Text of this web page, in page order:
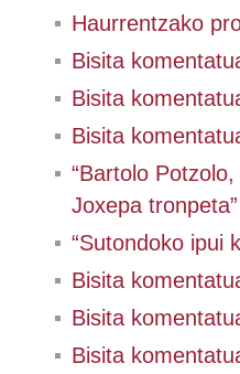
Haurrentzako
Bisita
Bisita
Bisita
“Bartolo
Joxepa tronpeta”
“Sutondoko ipui
Bisita
Bisita
Bisita